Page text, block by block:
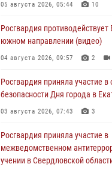
05 августа 2026, 05:44 10
Росгвардия
южном направлении (видео)
04 августа 2026, 09:57 2
Росгвардия приняла участие в
безопасности Дня города в
03 августа 2026, 07:43 3
Росгвардия приняла участие в
межведомственном
учении в Свердловской